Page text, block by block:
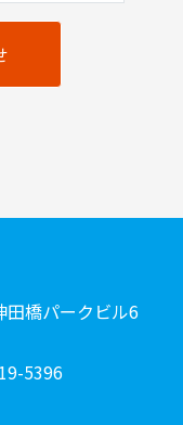
橋パークビル6
5396